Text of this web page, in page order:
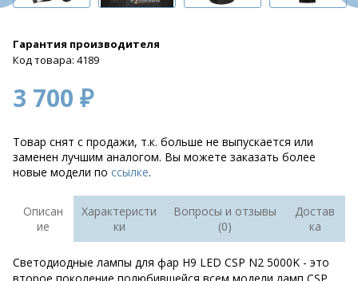
Гарантия производителя
Код товара: 4189
3 700 ₽
Товар снят с продажи, т.к. больше не выпускается или
заменен лучшим аналогом. Вы можете заказать более
новые модели по ссылке.
Описан
ие
Характеристи
ки
Вопросы и отзывы
(0)
Достав
ка
Светодиодные лампы для фар H9 LED CSP N2 5000K - это